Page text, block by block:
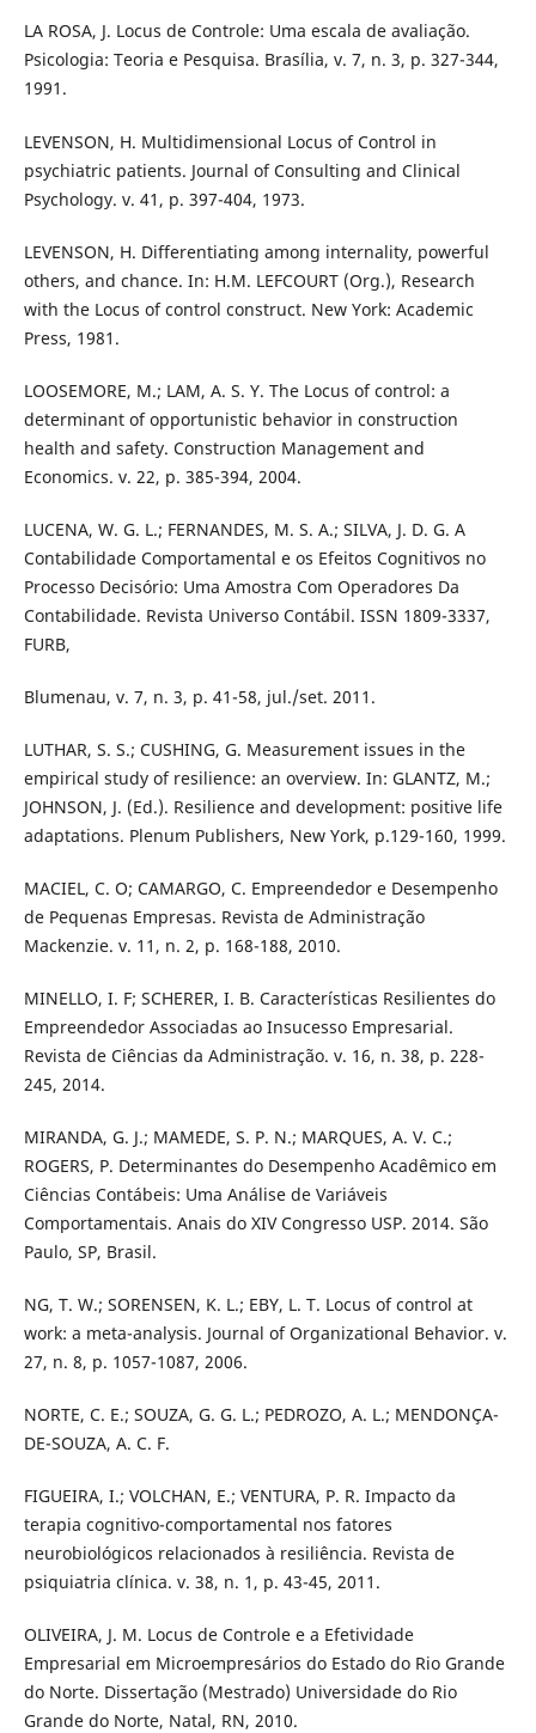
LA ROSA, J. Locus de Controle: Uma escala de avaliação.
Psicologia: Teoria e Pesquisa. Brasília, v. 7, n. 3, p. 327-344,
1991.
LEVENSON, H. Multidimensional Locus of Control in
psychiatric patients. Journal of Consulting and Clinical
Psychology. v. 41, p. 397-404, 1973.
LEVENSON, H. Differentiating among internality, powerful
others, and chance. In: H.M. LEFCOURT (Org.), Research
with the Locus of control construct. New York: Academic
Press, 1981.
LOOSEMORE, M.; LAM, A. S. Y. The Locus of control: a
determinant of opportunistic behavior in construction
health and safety. Construction Management and
Economics. v. 22, p. 385-394, 2004.
LUCENA, W. G. L.; FERNANDES, M. S. A.; SILVA, J. D. G. A
Contabilidade Comportamental e os Efeitos Cognitivos no
Processo Decisório: Uma Amostra Com Operadores Da
Contabilidade. Revista Universo Contábil. ISSN 1809-3337,
FURB,
Blumenau, v. 7, n. 3, p. 41-58, jul./set. 2011.
LUTHAR, S. S.; CUSHING, G. Measurement issues in the
empirical study of resilience: an overview. In: GLANTZ, M.;
JOHNSON, J. (Ed.). Resilience and development: positive life
adaptations. Plenum Publishers, New York, p.129-160, 1999.
MACIEL, C. O; CAMARGO, C. Empreendedor e Desempenho
de Pequenas Empresas. Revista de Administração
Mackenzie. v. 11, n. 2, p. 168-188, 2010.
MINELLO, I. F; SCHERER, I. B. Características Resilientes do
Empreendedor Associadas ao Insucesso Empresarial.
Revista de Ciências da Administração. v. 16, n. 38, p. 228-
245, 2014.
MIRANDA, G. J.; MAMEDE, S. P. N.; MARQUES, A. V. C.;
ROGERS, P. Determinantes do Desempenho Acadêmico em
Ciências Contábeis: Uma Análise de Variáveis
Comportamentais. Anais do XIV Congresso USP. 2014. São
Paulo, SP, Brasil.
NG, T. W.; SORENSEN, K. L.; EBY, L. T. Locus of control at
work: a meta-analysis. Journal of Organizational Behavior. v.
27, n. 8, p. 1057-1087, 2006.
NORTE, C. E.; SOUZA, G. G. L.; PEDROZO, A. L.; MENDONÇA-
DE-SOUZA, A. C. F.
FIGUEIRA, I.; VOLCHAN, E.; VENTURA, P. R. Impacto da
terapia cognitivo-comportamental nos fatores
neurobiológicos relacionados à resiliência. Revista de
psiquiatria clínica. v. 38, n. 1, p. 43-45, 2011.
OLIVEIRA, J. M. Locus de Controle e a Efetividade
Empresarial em Microempresários do Estado do Rio Grande
do Norte. Dissertação (Mestrado) Universidade do Rio
Grande do Norte, Natal, RN, 2010.